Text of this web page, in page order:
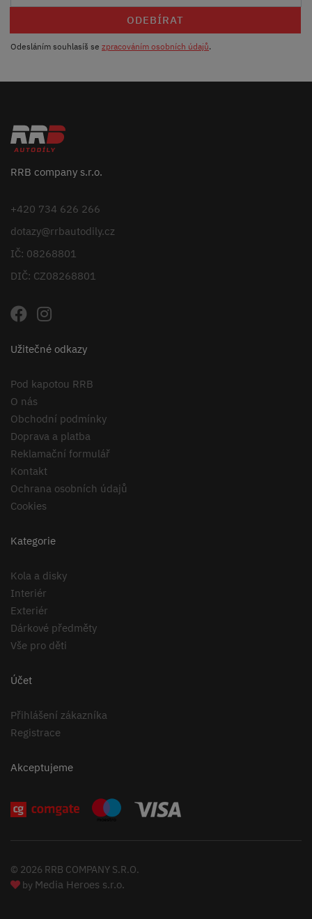
ODEBÍRAT
Odesláním souhlasíš se zpracováním osobních údajů.
RRB company s.r.o.
+420 734 626 266
dotazy@rrbautodily.cz
IČ: 08268801
DIČ: CZ08268801
Užitečné odkazy
Pod kapotou RRB
O nás
Obchodní podmínky
Doprava a platba
Reklamační formulář
Kontakt
Ochrana osobních údajů
Cookies
Kategorie
Kola a disky
Interiér
Exteriér
Dárkové předměty
Vše pro děti
Účet
Přihlášení zákazníka
Registrace
Akceptujeme
© 2026 RRB COMPANY S.R.O.
by Media Heroes s.r.o.